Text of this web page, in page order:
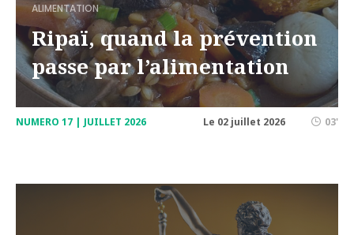
ALIMENTATION
Ripaï, quand la prévention
passe par l’alimentation
NUMERO 17 | JUILLET 2026 Le 02 juillet 2026 03'